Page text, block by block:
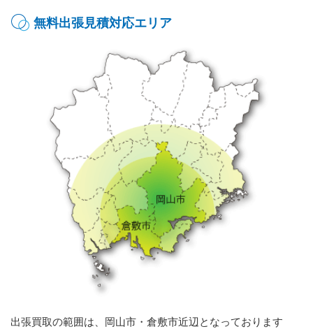
無料出張見積対応エリア
出張買取の範囲は、岡山市・倉敷市近辺となっております